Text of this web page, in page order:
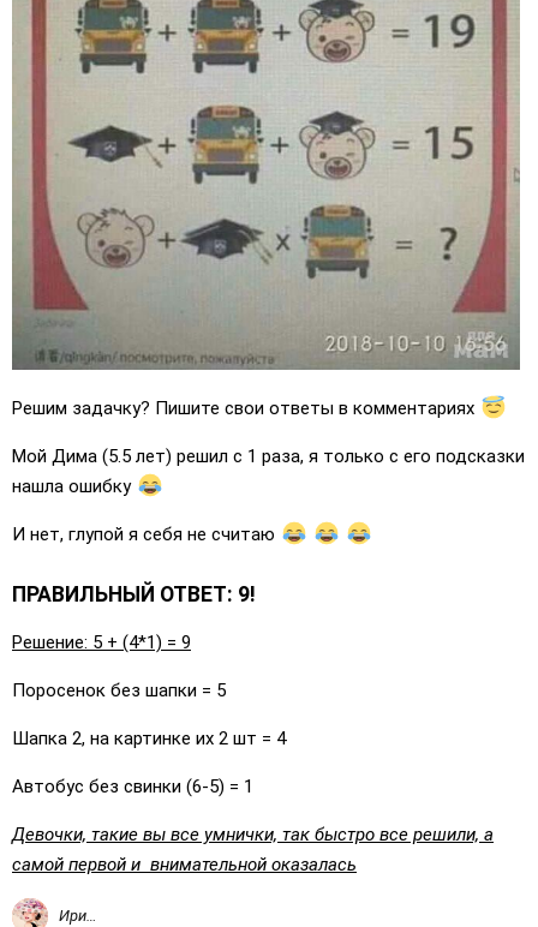
Решим задачку? Пишите свои ответы в комментариях
Мой Дима (5.5 лет) решил с 1 раза, я только с его подсказки
нашла ошибку
И нет, глупой я себя не считаю
ПРАВИЛЬНЫЙ ОТВЕТ: 9!
Решение: 5 + (4*1) = 9
Поросенок без шапки = 5
Шапка 2, на картинке их 2 шт = 4
Автобус без свинки (6-5) = 1
Девочки, такие вы все умнички, так быстро все решили, а
самой первой и внимательной оказалась
Ирина